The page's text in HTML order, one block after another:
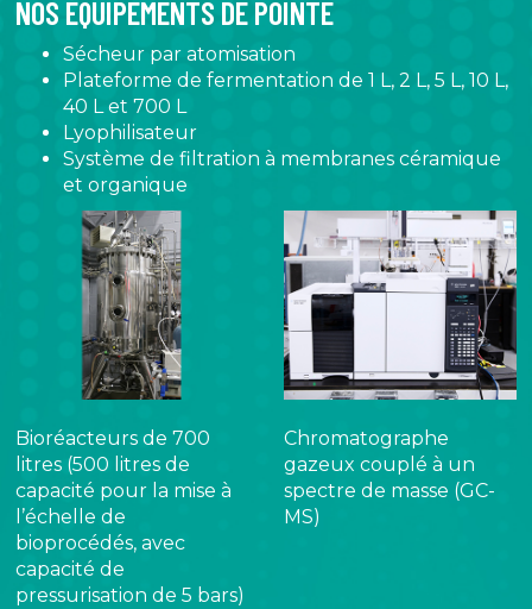
NOS ÉQUIPEMENTS DE POINTE
Sécheur par atomisation
Plateforme de fermentation de 1 L, 2 L, 5 L, 10 L,
40 L et 700 L
Lyophilisateur
Système de filtration à membranes céramique
et organique
Bioréacteurs de 700
litres (500 litres de
capacité pour la mise à
l’échelle de
bioprocédés, avec
capacité de
pressurisation de 5 bars)
Chromatographe
gazeux couplé à un
spectre de masse (GC-
MS)